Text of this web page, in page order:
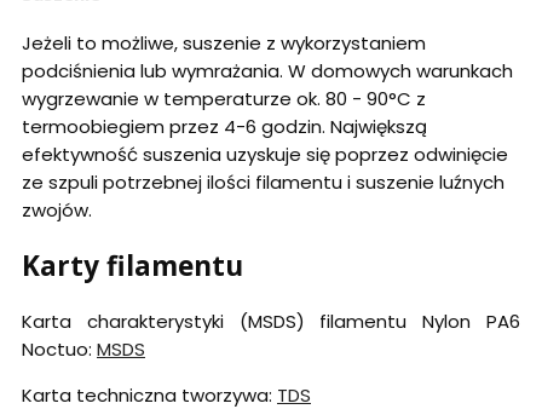
Jeżeli to możliwe, suszenie z wykorzystaniem
podciśnienia lub wymrażania. W domowych warunkach
wygrzewanie w temperaturze ok. 80 - 90°C z
termoobiegiem przez 4-6 godzin. Największą
efektywność suszenia uzyskuje się poprzez odwinięcie
ze szpuli potrzebnej ilości filamentu i suszenie luźnych
zwojów.
Karty filamentu
Karta charakterystyki (MSDS) filamentu Nylon PA6
Noctuo: MSDS
Karta techniczna tworzywa: TDS